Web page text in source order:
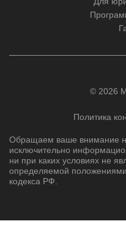
© 2026
Политика
Обращаем ваше внимание
исключительно
ни при каких условиях не
определяемой
кодекса РФ.